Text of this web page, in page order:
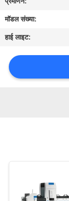
करें
एक
मॉडल संख्या:
हाई लाइट: